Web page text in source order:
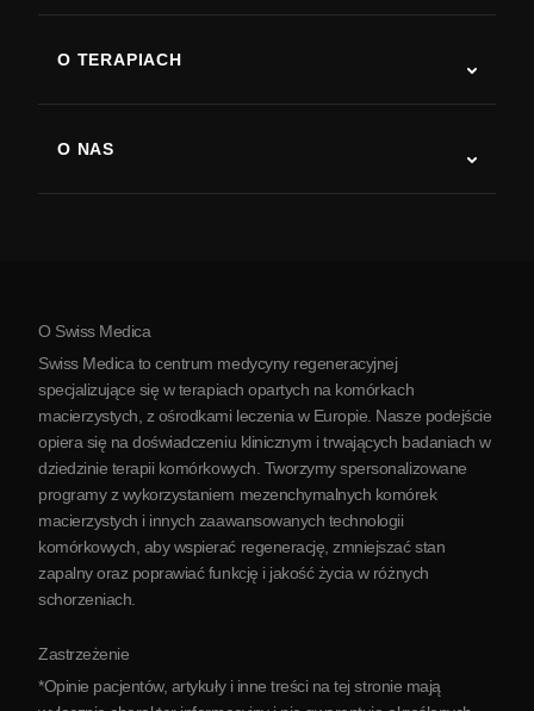
Choroba Parkinsona
Zapalenie stawów
O TERAPIACH
O NAS
O Serbii
Partnerstwo
Skontaktuj się z nami
O Swiss Medica
Swiss Medica to centrum medycyny regeneracyjnej
specjalizujące się w terapiach opartych na komórkach
macierzystych, z ośrodkami leczenia w Europie. Nasze podejście
opiera się na doświadczeniu klinicznym i trwających badaniach w
dziedzinie terapii komórkowych. Tworzymy spersonalizowane
programy z wykorzystaniem mezenchymalnych komórek
macierzystych i innych zaawansowanych technologii
komórkowych, aby wspierać regenerację, zmniejszać stan
zapalny oraz poprawiać funkcję i jakość życia w różnych
schorzeniach.
Zastrzeżenie
*Opinie pacjentów, artykuły i inne treści na tej stronie mają